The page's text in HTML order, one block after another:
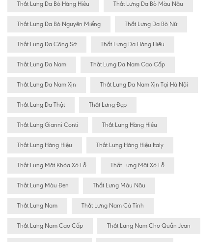
Thắt Lưng Da Bò Hàng Hiêu Thắt Lưng Da Bò Màu Nâu
Thắt Lưng Da Bò Nguyên Miếng Thắt Lưng Da Bò Nữ
Thắt Lưng Da Công Sở Thắt Lưng Da Hàng Hiệu
Thắt Lưng Da Nam Thắt Lưng Da Nam Cao Cấp
Thắt Lưng Da Nam Xịn Thắt Lưng Da Nam Xịn Tại Hà Nội
Thắt Lưng Da Thật Thắt Lưng Đẹp
Thắt Lưng Gianni Conti Thắt Lưng Hàng Hiêu
Thắt Lưng Hàng Hiệu Thắt Lưng Hàng Hiệu Italy
Thắt Lưng Mặt Khóa Xỏ Lỗ Thắt Lưng Mặt Xỏ Lỗ
Thắt Lưng Màu Đen Thắt Lưng Màu Nâu
Thắt Lưng Nam Thắt Lưng Nam Cá Tính
Thắt Lưng Nam Cao Cấp Thắt Lưng Nam Cho Quần Jean